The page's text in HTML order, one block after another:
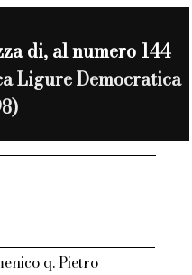
di, al numero 144
Ligure Democratica
q. Pietro